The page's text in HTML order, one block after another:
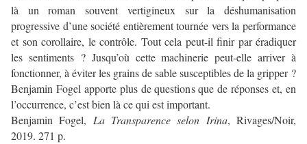
là un roman souvent vertigineux sur la déshumanisation
progressive d’une société entièrement tournée vers la performance
et son corollaire, le contrôle. Tout cela peut-il finir par éradiquer
les sentiments ? Jusqu’où cette machinerie peut-elle arriver à
fonctionner, à éviter les grains de sable susceptibles de la gripper ?
Benjamin Fogel apporte plus de questions que de réponses et, en
l’occurrence, c’est bien là ce qui est important.
Benjamin Fogel, La Transparence selon Irina, Rivages/Noir,
2019. 271 p.